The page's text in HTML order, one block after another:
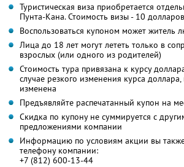
Туристическая виза приобретается
Пунта-Кана. Стоимость визы - 10 долларов
Воспользоваться купоном может житель
Лица до 18 лет могут лететь только в
взрослых (или одного из родителей)
Стоимость тура привязана к курсу
случае резкого изменения курса
изменена
Предъявляйте распечатанный купон на
Скидка по купону не суммируется с
предложениями компании
Информацию по условиям акции вы
телефону компании:
+7 (812) 600-13-44